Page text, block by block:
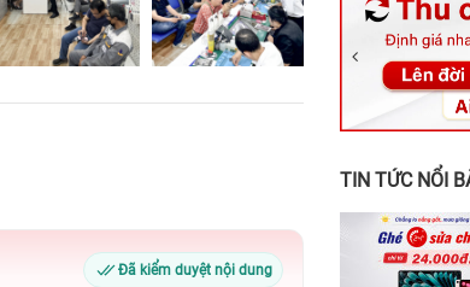
Đã kiểm duyệt nội dung
256 Võ Văn
70 Nguyễn
24h Vũng
TIN TỨC NỔI